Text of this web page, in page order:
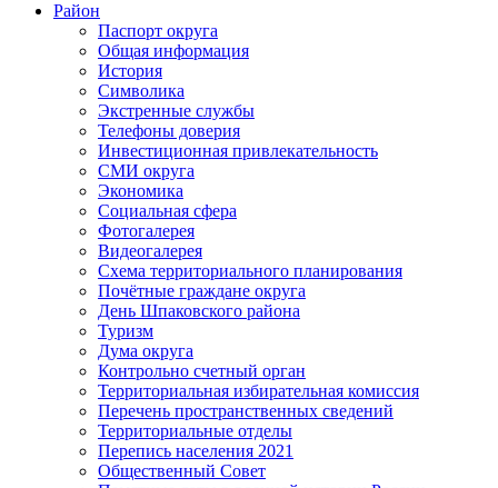
Район
Паспорт округа
Общая информация
История
Символика
Экстренные службы
Телефоны доверия
Инвестиционная привлекательность
СМИ округа
Экономика
Социальная сфера
Фотогалерея
Видеогалерея
Схема территориального планирования
Почётные граждане округа
День Шпаковского района
Туризм
Дума округа
Контрольно счетный орган
Территориальная избирательная комиссия
Перечень пространственных сведений
Территориальные отделы
Перепись населения 2021
Общественный Совет